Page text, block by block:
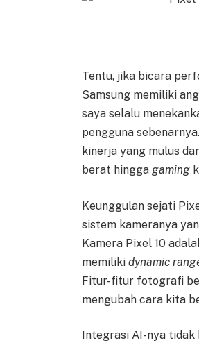
Tentu, jika bicara
Samsung memiliki
saya selalu
pengguna
kinerja yang mulus
berat hingga gaming
Keunggulan sejati
sistem kameranya
Kamera Pixel 10
memiliki dynamic
Fitur-fitur fotografi
mengubah cara kita
Integrasi AI-nya tidak